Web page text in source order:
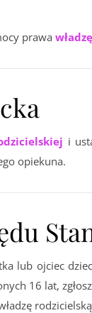
prawa
i
opiekuna.
lub ojciec
16 lat,